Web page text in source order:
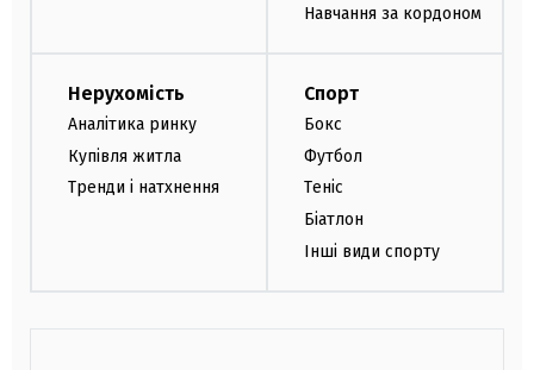
Навчання за кордоном
Нерухомість
Аналітика ринку
Купівля житла
Тренди і натхнення
Спорт
Бокс
Футбол
Теніс
Біатлон
Інші види спорту